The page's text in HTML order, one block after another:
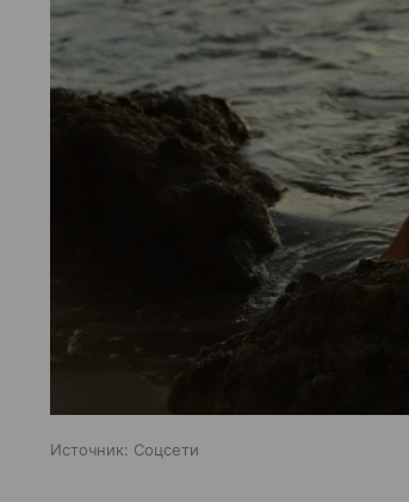
Источник: Соцсети